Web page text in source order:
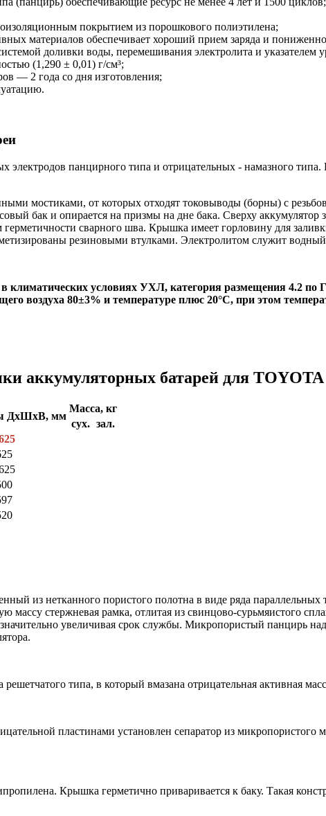
покрытием из порошкового полиэтилена;
материалов обеспечивает хороший прием заряда и
доливки воды, перемешивания электролита и указателем
(1,290 ± 0,01) г/см³;
— 2 года со дня изготовления;
электродов панцирного типа и отрицательных - намазного
мостиками, от которых отходят токовыводы (борны) с
бак и опирается на призмы на дне бака. Сверху аккумулятор
сварного шва. Крышка имеет горловину для
резиновыми втулками. Электролитом служит
климатических условиях УХЛ, категория размещения 4.2
воздуха 80±3% и температуре плюс 20°С, при этом
аккумуляторных батарей для
ДхШхВ, мм
Масса, кг
сух. зал.
из нетканного пористого полотна в виде ряда параллельных
стержневая рамка, отлитая из свинцово-сурьмяистого
увеличивая срок службы. Микропористый панцирь
типа, в который вмазана отрицательная активная
пластинами установлен сепаратор из микропористого
Крышка герметично приваривается к баку. Такая